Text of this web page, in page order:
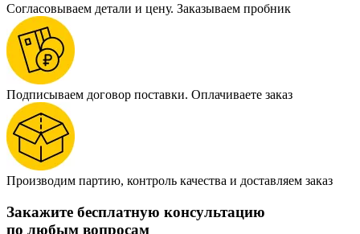
Согласовываем детали и цену. Заказываем пробник
Подписываем договор поставки. Оплачиваете заказ
Производим партию, контроль качества и доставляем заказ
Закажите бесплатную консультацию
по любым вопросам